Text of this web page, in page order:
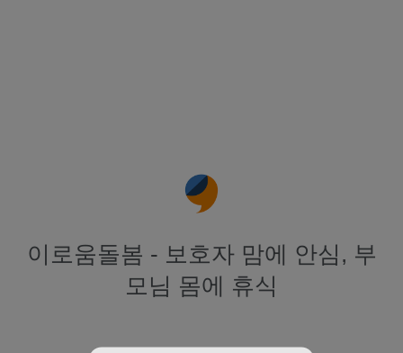
이로움돌봄 - 보호자 맘에 안심, 부
모님 몸에 휴식